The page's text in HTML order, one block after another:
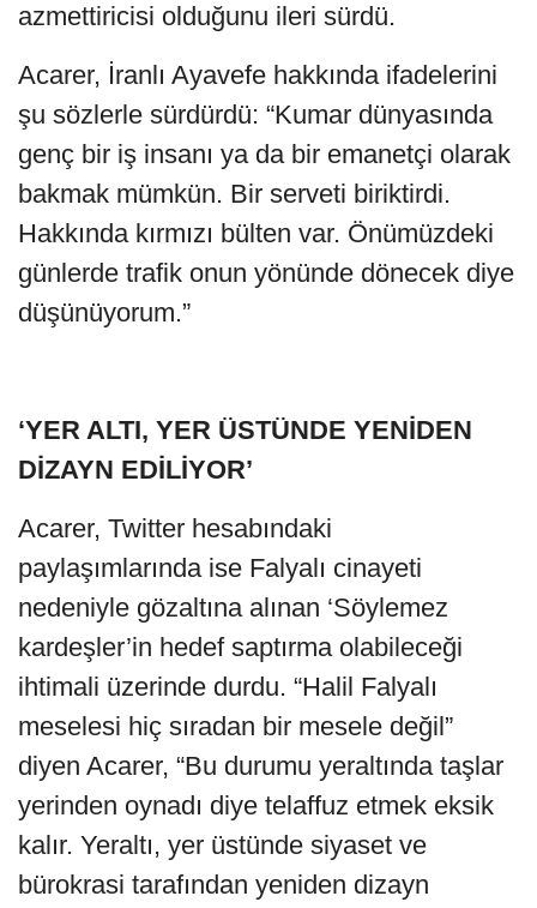
azmettiricisi olduğunu ileri sürdü.
Acarer, İranlı Ayavefe hakkında ifadelerini
şu sözlerle sürdürdü: “Kumar dünyasında
genç bir iş insanı ya da bir emanetçi olarak
bakmak mümkün. Bir serveti biriktirdi.
Hakkında kırmızı bülten var. Önümüzdeki
günlerde trafik onun yönünde dönecek diye
düşünüyorum.”
‘YER ALTI, YER ÜSTÜNDE YENİDEN
DİZAYN EDİLİYOR’
Acarer, Twitter hesabındaki
paylaşımlarında ise Falyalı cinayeti
nedeniyle gözaltına alınan ‘Söylemez
kardeşler’in hedef saptırma olabileceği
ihtimali üzerinde durdu. “Halil Falyalı
meselesi hiç sıradan bir mesele değil”
diyen Acarer, “Bu durumu yeraltında taşlar
yerinden oynadı diye telaffuz etmek eksik
kalır. Yeraltı, yer üstünde siyaset ve
bürokrasi tarafından yeniden dizayn